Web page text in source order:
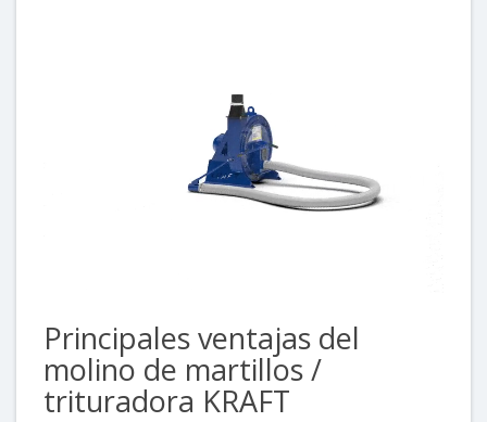
Principales ventajas del
molino de martillos /
trituradora KRAFT